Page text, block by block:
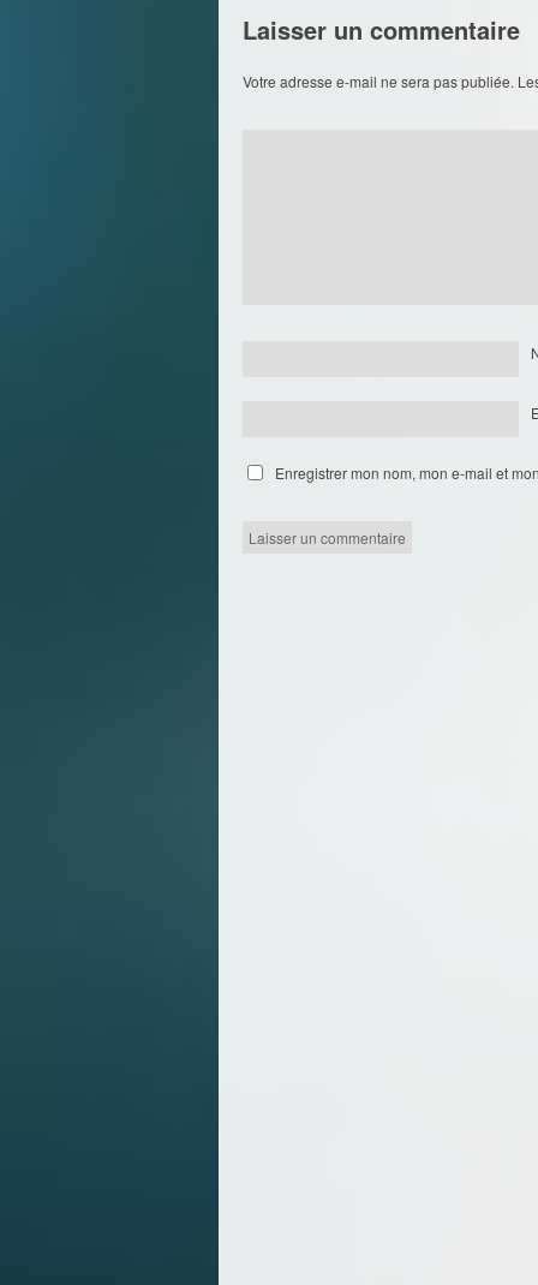
Laisser un commentaire
Votre adresse e-mail ne sera pas publiée.
Enregistrer mon nom, mon e-mail et